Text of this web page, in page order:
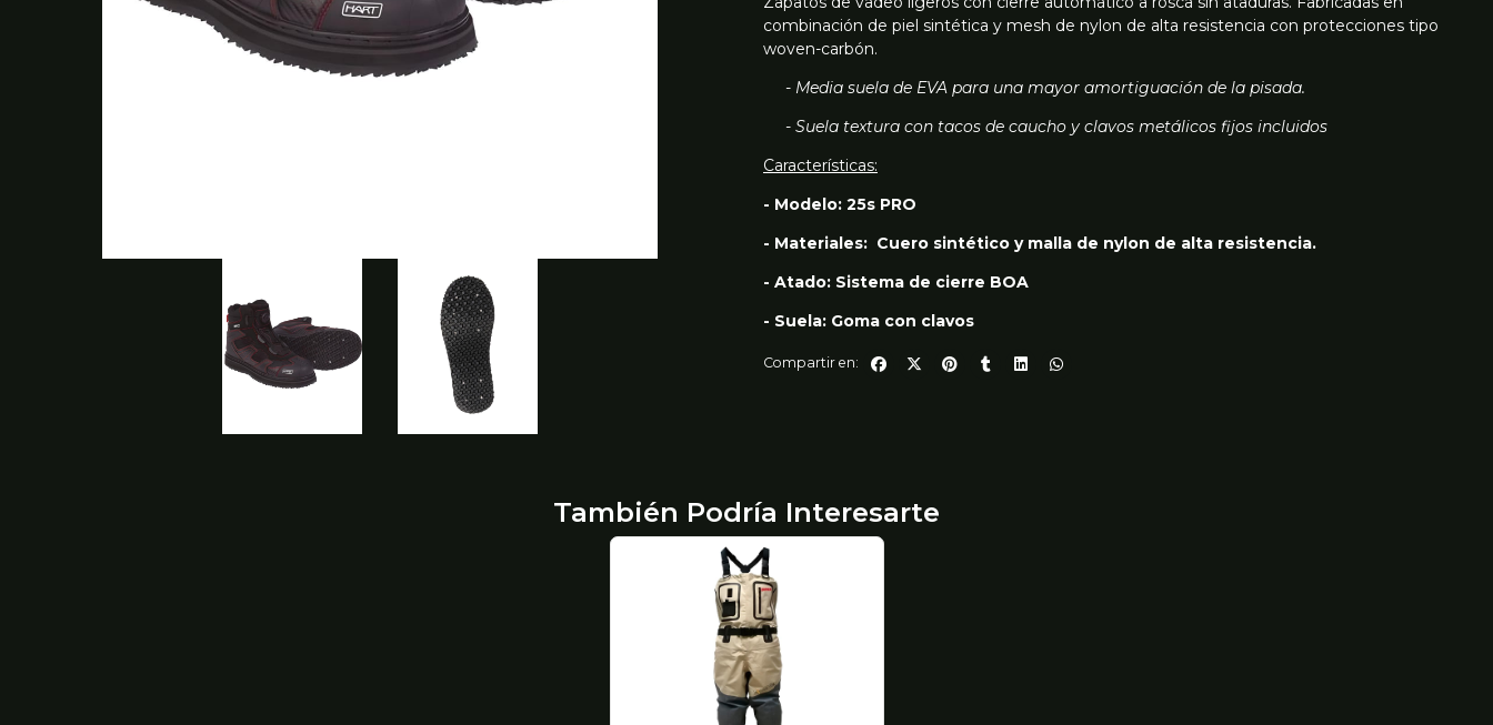
combinación de piel sintética y mesh de nylon de alta resistencia con protecciones tipo
woven-carbón.
- Media suela de EVA para una mayor amortiguación de la pisada.
- Suela textura con tacos de caucho y clavos metálicos fijos incluidos
Características:
- Modelo: 25s PRO
- Materiales: Cuero sintético y malla de nylon de alta resistencia.
- Atado: Sistema de cierre BOA
- Suela: Goma con clavos
Compartir en:
También Podría Interesarte